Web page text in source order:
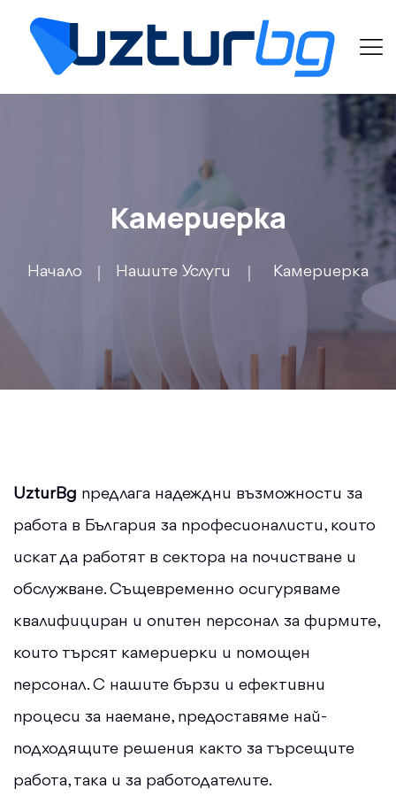
Камериерка
Начало Нашите Услуги Камериерка
UzturBg предлага надеждни възможности за
работа в България за професионалисти, които
искат да работят в сектора на почистване и
обслужване. Същевременно осигуряваме
квалифициран и опитен персонал за фирмите,
които търсят камериерки и помощен
персонал. С нашите бързи и ефективни
процеси за наемане, предоставяме най-
подходящите решения както за търсещите
работа, така и за работодателите.